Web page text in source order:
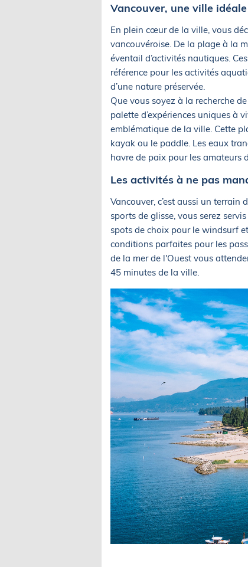
Vancouver, une ville
En plein cœur de la ville, vous
vancouvéroise. De la plage à la
éventail d’activités nautiques.
référence pour les activités
d’une nature préservée.
Que vous soyez à la recherche
palette d’expériences uniques à
emblématique de la ville. Cette
kayak ou le paddle. Les eaux
havre de paix pour les amateurs
Les activités à ne pas
Vancouver, c’est aussi un
sports de glisse, vous serez
spots de choix pour le windsurf
conditions parfaites pour les
de la mer de l'Ouest vous
45 minutes de la ville.